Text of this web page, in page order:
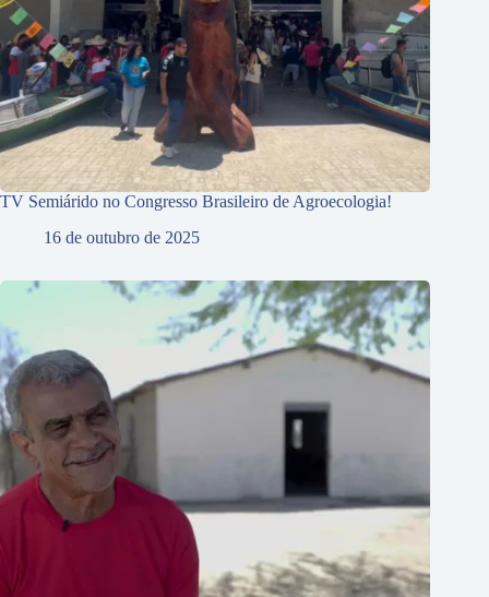
TV Semiárido no Congresso Brasileiro de Agroecologia!
16 de outubro de 2025